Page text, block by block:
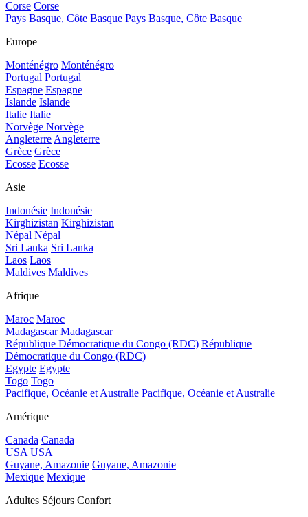
Corse Corse
Pays Basque, Côte Basque Pays Basque, Côte Basque
Europe
Monténégro Monténégro
Portugal Portugal
Espagne Espagne
Islande Islande
Italie Italie
Norvège Norvège
AngleterreAngleterre
Grèce Grèce
Ecosse Ecosse
Asie
Indonésie Indonésie
Kirghizistan Kirghizistan
Népal Népal
Sri Lanka Sri Lanka
Laos Laos
Maldives Maldives
Afrique
Maroc Maroc
Madagascar Madagascar
République Démocratique du Congo (RDC) République
Démocratique du Congo (RDC)
Egypte Egypte
Togo Togo
Pacifique, Océanie et Australie Pacifique, Océanie et Australie
Amérique
Canada Canada
USA USA
Guyane, Amazonie Guyane, Amazonie
Mexique Mexique
Adultes Séjours Confort